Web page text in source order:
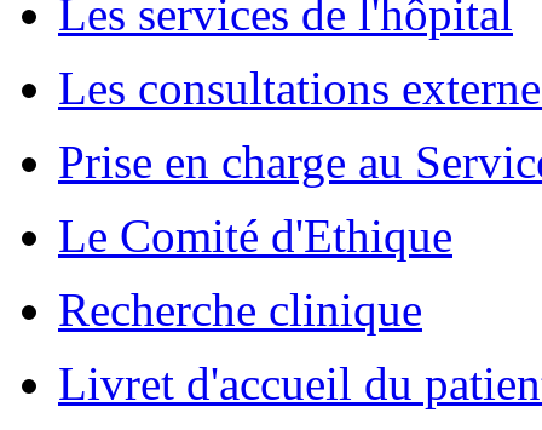
Les services de l'hôpital
Les consultations
Prise en charge au
Le Comité d'Ethique
Recherche clinique
Livret d'accueil du